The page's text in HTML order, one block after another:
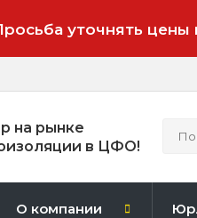
уточнять
на рынке
в ЦФО!
О компании